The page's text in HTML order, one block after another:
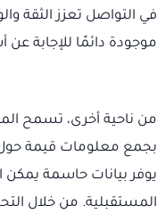
في التواصل تعزز الثقة
موجودة دائمًا للإجابة
بجمع معلومات قيمة حول
يوفر بيانات حاسمة
المستقبلية. من خلال